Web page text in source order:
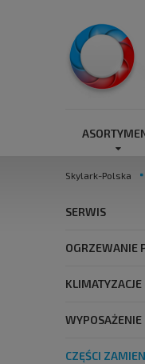
Skylark-Polska
SERWIS
OGRZEWANIE
WYPOSAŻENIE
CZĘŚCI